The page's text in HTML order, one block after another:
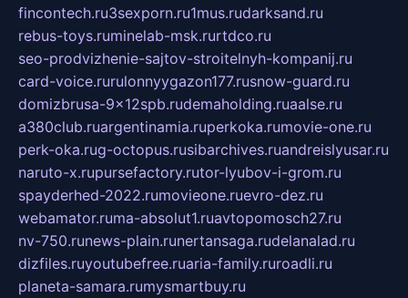
fincontech.ru3sexporn.ru1mus.rudarksand.ru
rebus-toys.ruminelab-msk.rurtdco.ru
seo-prodvizhenie-sajtov-stroitelnyh-kompanij.ru
card-voice.rurulonnyygazon177.rusnow-guard.ru
domizbrusa-9x12spb.rudemaholding.ruaalse.ru
a380club.ruargentinamia.ruperkoka.rumovie-one.ru
perk-oka.rug-octopus.rusibarchives.ruandreislyusar.ru
naruto-x.rupursefactory.rutor-lyubov-i-grom.ru
spayderhed-2022.rumovieone.ruevro-dez.ru
webamator.ruma-absolut1.ruavtopomosch27.ru
nv-750.runews-plain.runertansaga.rudelanalad.ru
dizfiles.ruyoutubefree.ruaria-family.ruroadli.ru
planeta-samara.rumysmartbuy.ru